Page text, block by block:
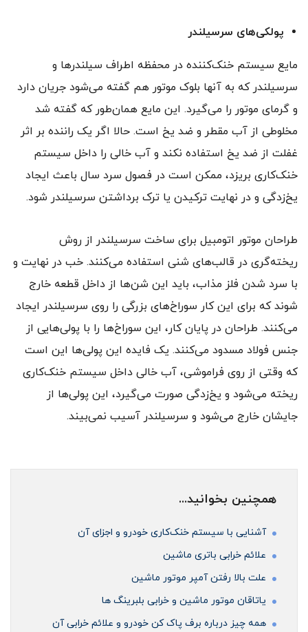
پولکی‌های سرسیلندر
مایع سیستم خنک‌کننده در محفظه اطراف سیلندرها و
سرسیلندر که به آنها بلوک موتور هم گفته می‌شود جریان دارد
و گرمای موتور را می‌گیرد. این مایع همان‌طور که گفته شد
مخلوطی از آب مقطر و ضد یخ است. حالا اگر یک راننده بر اثر
غفلت از ضد یخ استفاده نکند و آب خالی را داخل سیستم
خنک‌کاری بریزد، ممکن است در فصول سرد سال باعث ایجاد
یخ‌زدگی و در نهایت ترکیدن یا ترک برداشتن سرسیلندر شود.
طراحان موتور اتومبیل برای ساخت سرسیلندر از روش
ریخته‌گری در قالب‌های شنی استفاده می‌کنند. خب در نهایت و
با سرد شدن فلز مذاب، باید این شن‌ها از داخل قطعه خارج
شوند که برای این کار سوراخ‌های بزرگی را روی سرسیلندر ایجاد
می‌کنند. طراحان در پایان کار، این سوراخ‌ها را با پولی‌هایی از
جنس فولاد مسدود می‌کنند. یک فایده این پولی‌ها این است
که وقتی از روی فراموشی، آب خالی داخل سیستم خنک‌کاری
ریخته می‌شود و یخ‌زدگی صورت می‌گیرد، این پولی‌ها از
جایشان خارج می‌شود و سرسیلندر آسیب نمی‌بیند.
همچنین بخوانید...
آشنایی با سیستم خنک‌کاری خودرو و اجزای آن
علائم خرابی باتری ماشین
علت بالا رفتن آمپر موتور ماشین
ياتاقان موتور ماشین و خرابی بلبرینگ ها
همه چیز درباره برف پاک کن خودرو و علائم خرابی آن